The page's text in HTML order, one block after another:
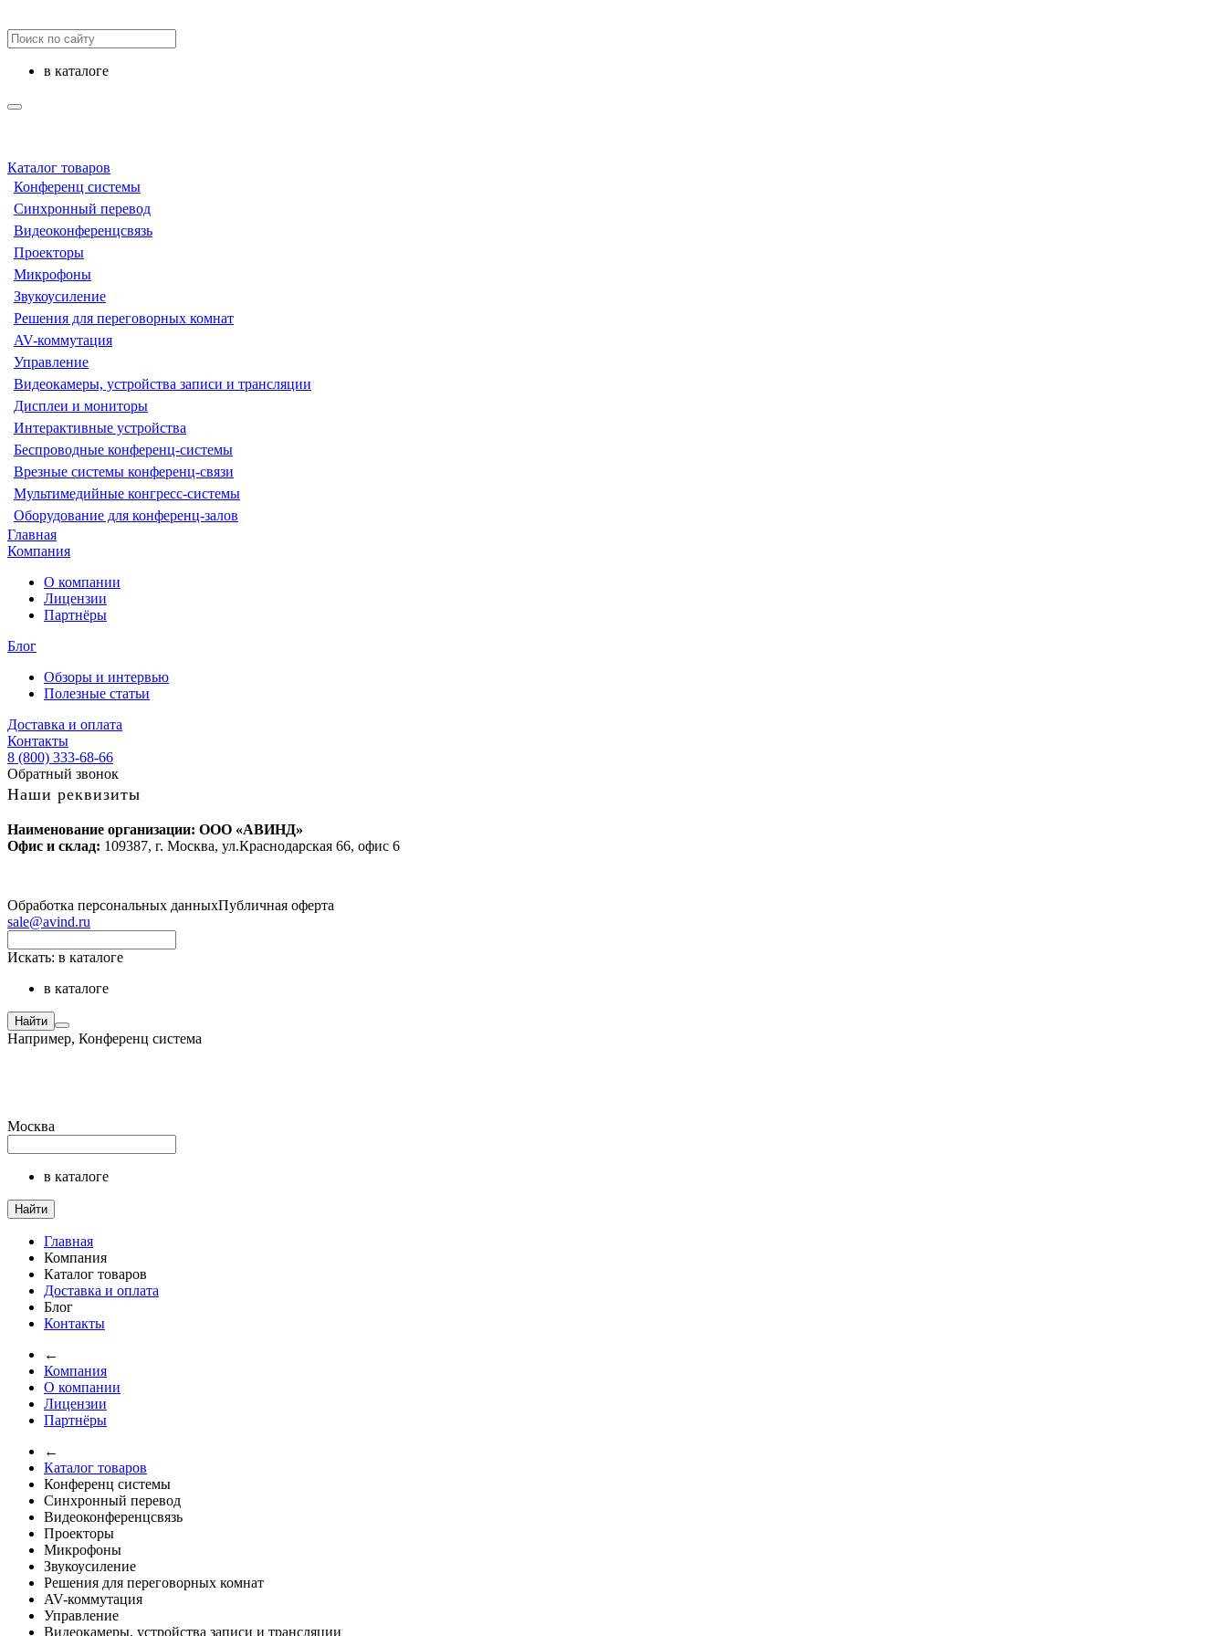
в каталоге
Каталог товаров
Конференц системы
Синхронный перевод
Видеоконференцсвязь
Проекторы
Микрофоны
Звукоусиление
Решения для переговорных комнат
AV-коммутация
Управление
Видеокамеры, устройства записи и трансляции
Дисплеи и мониторы
Интерактивные устройства
Беспроводные конференц-системы
Врезные системы конференц-связи
Мультимедийные конгресс-системы
Оборудование для конференц-залов
Главная
Компания
О компании
Лицензии
Партнёры
Блог
Обзоры и интервью
Полезные статьи
Доставка и оплата
Контакты
8 (800) 333-68-66
Обратный звонок
Наши реквизиты
Наименование организации: ООО «АВИНД»
Офис и склад: 109387, г. Москва, ул.Краснодарская 66, офис 6
Обработка персональных данныхПубличная оферта
sale@avind.ru
Искать: в каталоге
в каталоге
Найти
Например, Конференц система
Москва
в каталоге
Найти
Главная
Компания
Каталог товаров
Доставка и оплата
Блог
Контакты
←
Компания
О компании
Лицензии
Партнёры
←
Каталог товаров
Конференц системы
Синхронный перевод
Видеоконференцсвязь
Проекторы
Микрофоны
Звукоусиление
Решения для переговорных комнат
AV-коммутация
Управление
Видеокамеры, устройства записи и трансляции